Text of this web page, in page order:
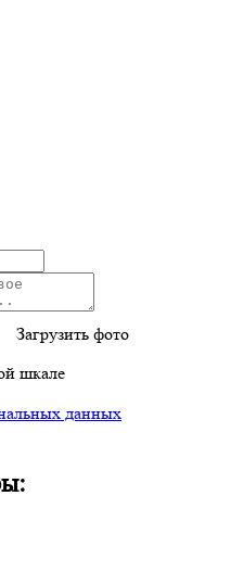
Загрузить фото
шкале
данных